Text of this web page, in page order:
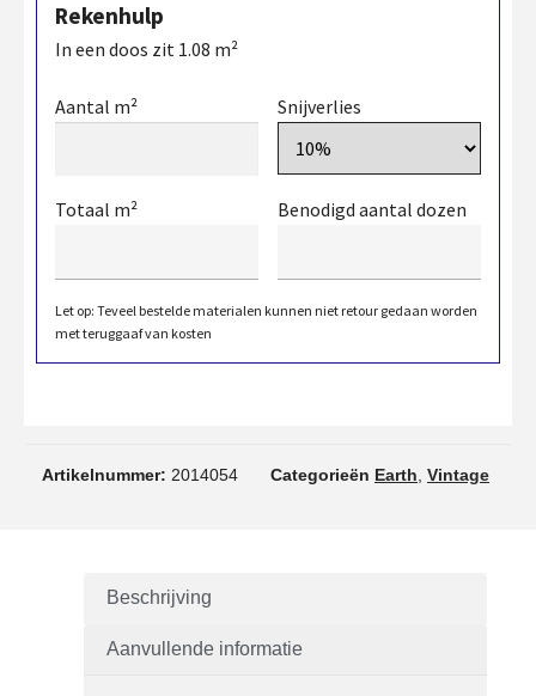
Rekenhulp
In een doos zit 1.08 m²
Aantal m² Snijverlies
Totaal m² Benodigd aantal dozen
Let op: Teveel bestelde materialen kunnen niet retour gedaan worden
met teruggaaf van kosten
Artikelnummer: 2014054 Categorieën Earth Vintage
Beschrijving
Aanvullende informatie